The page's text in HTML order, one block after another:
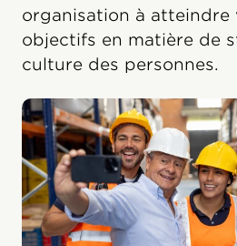
organisation à atteindre
objectifs en matière de
culture des personnes.